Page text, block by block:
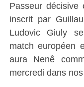
Passeur
inscrit par
Ludovic Giuly
match européen
aura Nenê
mercredi dans